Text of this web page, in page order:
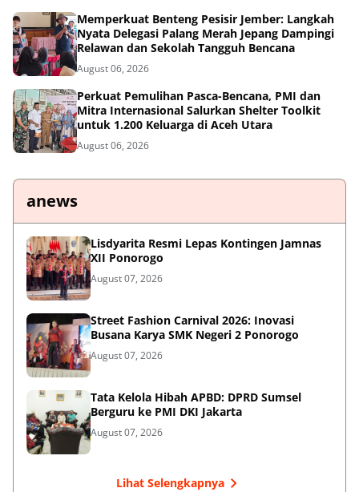
Memperkuat Benteng Pesisir Jember: Langkah
Nyata Delegasi Palang Merah Jepang Dampingi
Relawan dan Sekolah Tangguh Bencana
August 06, 2026
Perkuat Pemulihan Pasca-Bencana, PMI dan
Mitra Internasional Salurkan Shelter Toolkit
untuk 1.200 Keluarga di Aceh Utara
August 06, 2026
anews
Lisdyarita Resmi Lepas Kontingen Jamnas
XII Ponorogo
August 07, 2026
Street Fashion Carnival 2026: Inovasi
Busana Karya SMK Negeri 2 Ponorogo
August 07, 2026
Tata Kelola Hibah APBD: DPRD Sumsel
Berguru ke PMI DKI Jakarta
August 07, 2026
Lihat Selengkapnya